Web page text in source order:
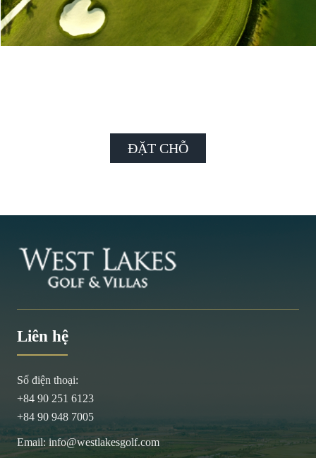
ĐẶT CHỖ
Liên hệ
Số điện thoại:
+84 90 251 6123
+84 90 948 7005
Email: info@westlakesgolf.com